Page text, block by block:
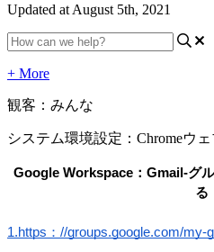
Updated at August 5th, 2021
+ More
観客：みんな
システム環境設定：Chromeウ
Google Workspace：Gmail-グ
る
1.https：//groups.google.com/my-